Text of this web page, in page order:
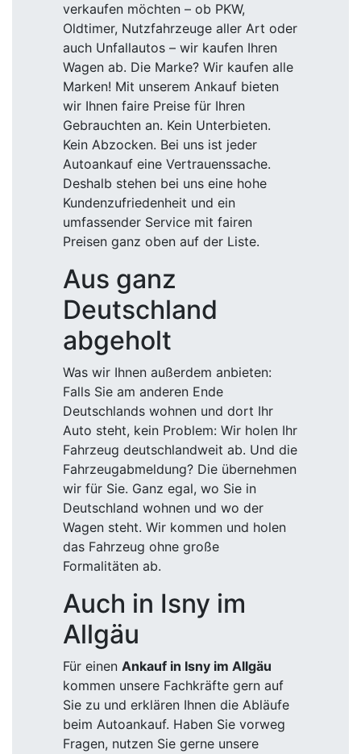
verkaufen möchten – ob PKW,
Oldtimer, Nutzfahrzeuge aller Art oder
auch Unfallautos – wir kaufen Ihren
Wagen ab. Die Marke? Wir kaufen alle
Marken! Mit unserem Ankauf bieten
wir Ihnen faire Preise für Ihren
Gebrauchten an. Kein Unterbieten.
Kein Abzocken. Bei uns ist jeder
Autoankauf eine Vertrauenssache.
Deshalb stehen bei uns eine hohe
Kundenzufriedenheit und ein
umfassender Service mit fairen
Preisen ganz oben auf der Liste.
Aus ganz
Deutschland
abgeholt
Was wir Ihnen außerdem anbieten:
Falls Sie am anderen Ende
Deutschlands wohnen und dort Ihr
Auto steht, kein Problem: Wir holen Ihr
Fahrzeug deutschlandweit ab. Und die
Fahrzeugabmeldung? Die übernehmen
wir für Sie. Ganz egal, wo Sie in
Deutschland wohnen und wo der
Wagen steht. Wir kommen und holen
das Fahrzeug ohne große
Formalitäten ab.
Auch in Isny im
Allgäu
Für einen Ankauf in Isny im Allgäu
kommen unsere Fachkräfte gern auf
Sie zu und erklären Ihnen die Abläufe
beim Autoankauf. Haben Sie vorweg
Fragen, nutzen Sie gerne unsere